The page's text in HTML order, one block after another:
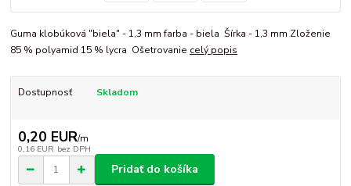
Guma klobúková "biela" - 1,3 mm farba - biela Šírka - 1,3 mm Zloženie
85 % polyamid 15 % lycra Ošetrovanie celý popis
Dostupnosť Skladom
0,20 EUR/m
0,16 EUR bez DPH
Pridať do košíka